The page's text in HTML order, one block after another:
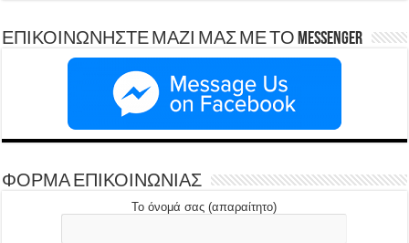
ΕΠΙΚΟΙΝΩΝΗΣΤΕ ΜΑΖΙ ΜΑΣ ΜΕ ΤΟ Messenger
ΦΟΡΜΑ ΕΠΙΚΟΙΝΩΝΙΑΣ
Το όνομά σας (απαραίτητο)